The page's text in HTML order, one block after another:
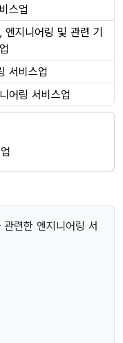
스업
엔지니어링 및 관련 기
서비스업
어링 서비스업
련한 엔지니어링 서